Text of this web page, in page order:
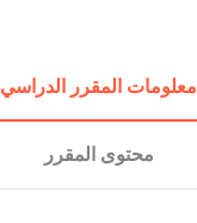
معلومات المقرر الدراسي
محتوى المقرر